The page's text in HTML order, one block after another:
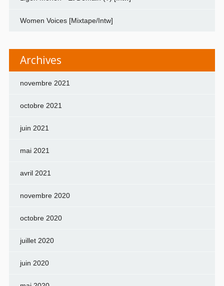
Women Voices [Mixtape/Intw]
Archives
novembre 2021
octobre 2021
juin 2021
mai 2021
avril 2021
novembre 2020
octobre 2020
juillet 2020
juin 2020